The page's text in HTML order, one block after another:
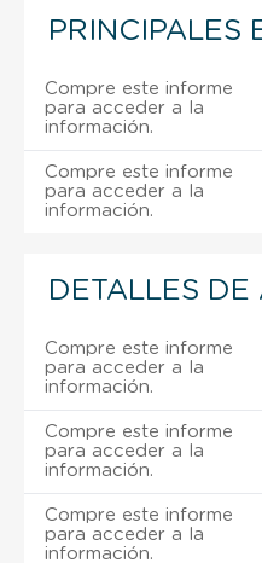
PRINCIPALES
Compre este informe
para acceder a la
información.
Compre este informe
para acceder a la
información.
DETALLES DE
Compre este informe
para acceder a la
información.
Compre este informe
para acceder a la
información.
Compre este informe
para acceder a la
información.